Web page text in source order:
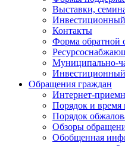
Выставки,
Инвестиционный
Контакты
Форма обратной
Муниципально-
Обращения граждан
Интернет-
Порядок и время
Порядок
Обзоры
Обобщенная